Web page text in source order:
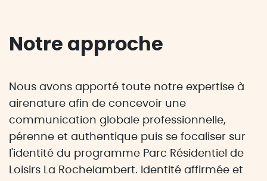
Notre approche
Nous avons apporté toute notre expertise à
airenature afin de concevoir une
communication globale professionnelle,
pérenne et authentique puis se focaliser sur
l'identité du programme Parc Résidentiel de
Loisirs La Rochelambert. Identité affirmée et